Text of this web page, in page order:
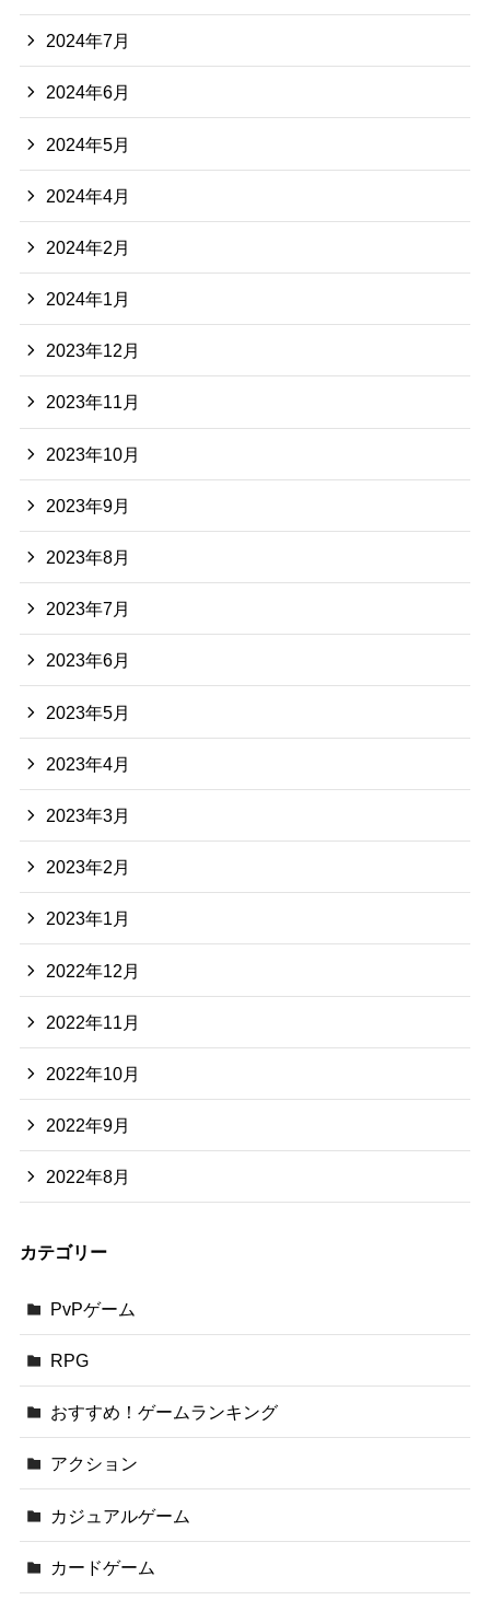
2024年7月
2024年6月
2024年5月
2024年4月
2024年2月
2024年1月
2023年12月
2023年11月
2023年10月
2023年9月
2023年8月
2023年7月
2023年6月
2023年5月
2023年4月
2023年3月
2023年2月
2023年1月
2022年12月
2022年11月
2022年10月
2022年9月
2022年8月
カテゴリー
PvPゲーム
RPG
おすすめ！ゲームランキング
アクション
カジュアルゲーム
カードゲーム